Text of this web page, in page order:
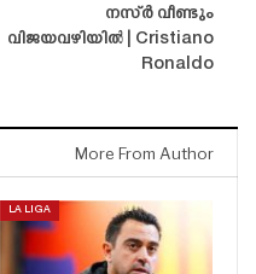
നസ്ർ വീണ്ടും
വിജയവഴിയിൽ | Cristiano
Ronaldo
More From Author
LA LIGA